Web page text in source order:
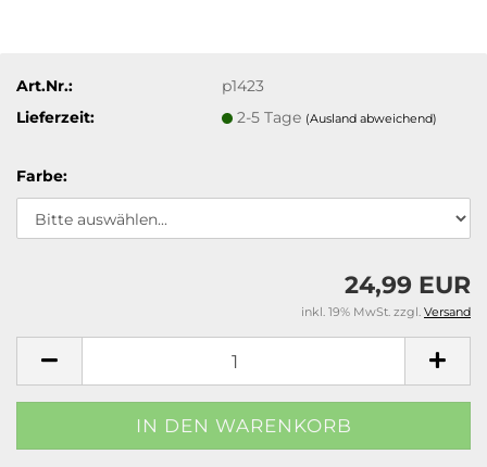
Art.Nr.:
p1423
Lieferzeit:
2-5 Tage (Ausland abweichend)
Farbe:
24,99 EUR
inkl. 19% MwSt. zzgl. Versand